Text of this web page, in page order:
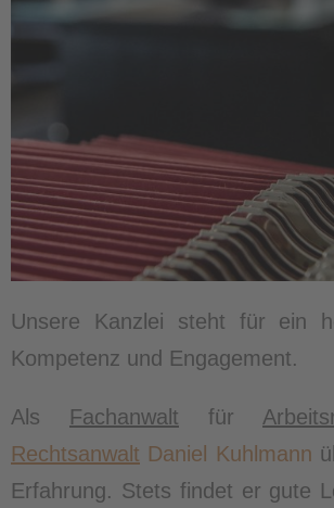
Unsere Kanzlei steht für ein
Kompetenz und Engagement.
Als Fachanwalt für
Rechtsanwalt Daniel Kuhlmann
Erfahrung. Stets findet er gute